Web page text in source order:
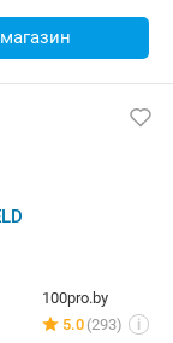
100pro.by
5.0 (293) i